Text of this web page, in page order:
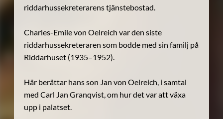
riddarhussekreterarens tjänstebostad.
Charles-Emile von Oelreich var den siste
riddarhussekreteraren som bodde med sin familj på
Riddarhuset (1935–1952).
Här berättar hans son Jan von Oelreich, i samtal
med Carl Jan Granqvist, om hur det var att växa
upp i palatset.